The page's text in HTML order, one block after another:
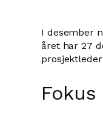
I desember
året har 27